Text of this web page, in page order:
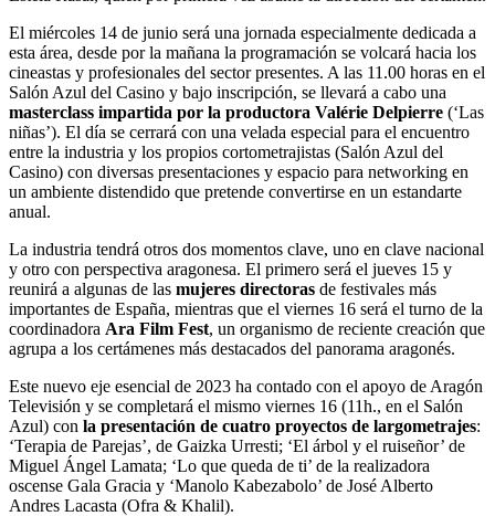
El miércoles 14 de junio será una jornada especialmente dedicada a
esta área, desde por la mañana la programación se volcará hacia los
cineastas y profesionales del sector presentes. A las 11.00 horas en el
Salón Azul del Casino y bajo inscripción, se llevará a cabo una
masterclass impartida por la productora Valérie Delpierre (‘Las
niñas’). El día se cerrará con una velada especial para el encuentro
entre la industria y los propios cortometrajistas (Salón Azul del
Casino) con diversas presentaciones y espacio para networking en
un ambiente distendido que pretende convertirse en un estandarte
anual.
La industria tendrá otros dos momentos clave, uno en clave nacional
y otro con perspectiva aragonesa. El primero será el jueves 15 y
reunirá a algunas de las mujeres directoras de festivales más
importantes de España, mientras que el viernes 16 será el turno de la
coordinadora Ara Film Fest, un organismo de reciente creación que
agrupa a los certámenes más destacados del panorama aragonés.
Este nuevo eje esencial de 2023 ha contado con el apoyo de Aragón
Televisión y se completará el mismo viernes 16 (11h., en el Salón
Azul) con la presentación de cuatro proyectos de largometrajes:
‘Terapia de Parejas’, de Gaizka Urresti; ‘El árbol y el ruiseñor’ de
Miguel Ángel Lamata; ‘Lo que queda de ti’ de la realizadora
oscense Gala Gracia y ‘Manolo Kabezabolo’ de José Alberto
Andres Lacasta (Ofra & Khalil).